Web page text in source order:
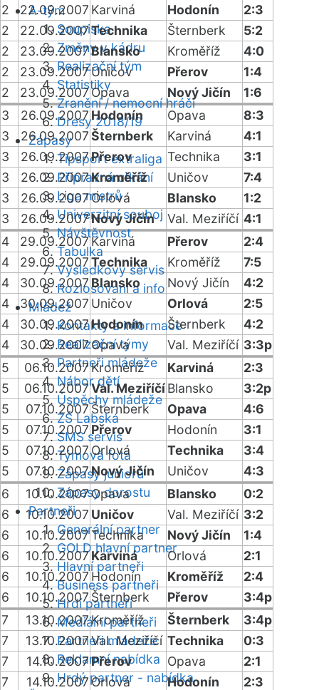
A-tým
Soupiska
Změny v kádru
Realizační tým
Statistiky
Zranění / nemocní hráči
Dresy 2018/19
Zápasy
Tipsport extraliga
Přípravná utkání
Liga mistrů
Univerzitní souboj
Návštěvnost
Tabulka
Výsledkový servis
Rozlosování a info
Mládež
Kontakty a informace
Realizační týmy
Partneři mládeže
Nábor dětí
Úspěchy mládeže
ZŠ Labská
SMS servis
Týmová fota
Zápasy juniorů
Zápasy dorostu
Partneři
Generální partner
GOLD hlavní partner
Hlavní partneři
Business partneři
Hrdí partneři
Mediální partneři
Partneři mládeže
Reklamní nabídka
Hrdý partner - nabídka
2
22.09.2007 Karviná Hodonín
2:3
2
22.09.2007Technika Šternberk
5:2
2
23.09.2007Blansko Kroměříž
4:0
2
23.09.2007Uničov Přerov
1:4
2
23.09.2007Opava Nový Jičín
1:6
3
26.09.2007 Hodonín Opava
8:3
3
26.09.2007Šternberk Karviná
4:1
3
26.09.2007Přerov Technika
3:1
3
26.09.2007Kroměříž Uničov
7:4
3
26.09.2007Orlová Blansko
1:2
3
26.09.2007Nový Jičín Val. Meziříčí 4:1
4
29.09.2007Karviná Přerov
2:4
4
29.09.2007Technika Kroměříž
7:5
4
30.09.2007 Blansko Nový Jičín
4:2
4
30.09.2007 Uničov Orlová
2:5
4
30.09.2007Hodonín Šternberk
4:2
4
30.09.2007Opava Val. Meziříčí 3:3p
5
06.10.2007Kroměříž Karviná
2:3
5
06.10.2007Val. MeziříčíBlansko
3:2p
5
07.10.2007Šternberk Opava
4:6
5
07.10.2007 Přerov Hodonín
3:1
5
07.10.2007Orlová Technika
3:4
5
07.10.2007Nový Jičín Uničov
4:3
6
10.10.2007Opava Blansko
0:2
6
10.10.2007 Uničov Val. Meziříčí 3:2
6
10.10.2007Technika Nový Jičín
1:4
6
10.10.2007Karviná Orlová
2:1
6
10.10.2007 Hodonín Kroměříž
2:4
6
10.10.2007 Šternberk Přerov
3:4p
7
13.10.2007Kroměříž Šternberk
3:4p
7
13.10.2007Val. Meziříčí Technika
0:3
7
14.10.2007Přerov Opava
2:1
7
14.10.2007Orlová Hodonín
2:3